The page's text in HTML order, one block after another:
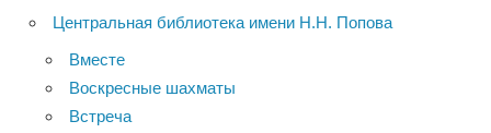
Центральная библиотека имени Н.Н. Попова
Вместе
Воскресные шахматы
Встреча